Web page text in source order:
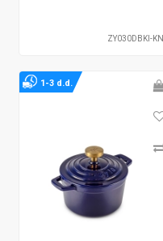
ZY030DBKI-KN
1-3 d.d.